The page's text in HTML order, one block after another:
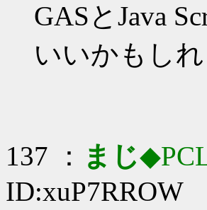
GASとJava
いいかもし
137 ： まじ
ID:xuP7RROW